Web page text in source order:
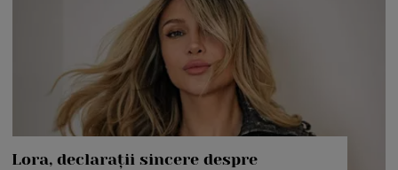
Lora, declarații sincere despre